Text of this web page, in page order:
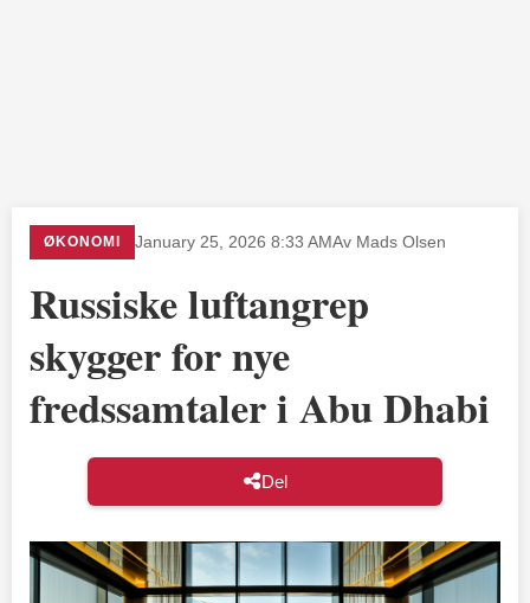
ØKONOMI January 25, 2026 8:33 AMAv Mads Olsen
Russiske luftangrep
skygger for nye
fredssamtaler i Abu Dhabi
Del